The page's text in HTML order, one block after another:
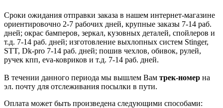
Сроки ожидания отправки заказа в нашем интернет-магазине
ориентировочно 2-7 рабочих дней, крупные заказы 7-14 раб.
дней; окрас бамперов, зеркал, кузовных деталей, спойлеров и
т.д. 7-14 раб. дней; изготовление выхлопных систем Stinger,
STT, Dk-pro 7-14 раб. дней; пошив чехлов, обивок, рулей,
ручек кпп, eva-ковриков и т.д. 7-14 раб. дней.
В течении данного периода мы вышлем Вам трек-номер на
эл. почту для отслеживания посылки в пути.
Оплата может быть произведена следующими способами: